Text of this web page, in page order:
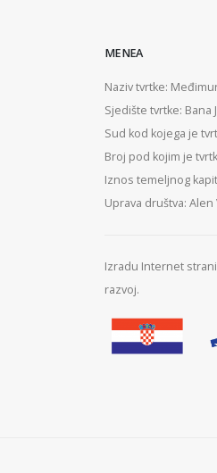
MENEA
Naziv tvrtke:
Sjedište tvrtke: Bana
Sud kod kojega je
Broj pod kojim je
Iznos temeljnog
Uprava društva:
Izradu Internet
razvoj.